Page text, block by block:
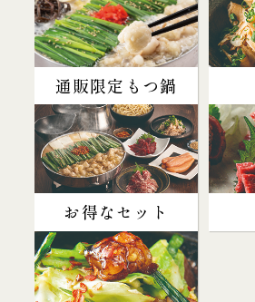
通販限定もつ鍋
お得なセット